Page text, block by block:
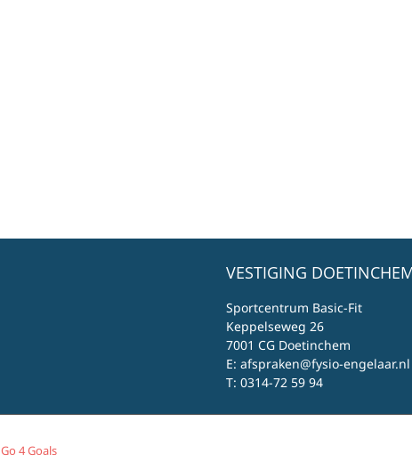
VESTIGING
Sportcentrum Basic-Fit
Keppelseweg 26
7001 CG Doetinchem
E: afspraken@fysio-engelaar.nl
T: 0314-72 59 94
Go 4 Goals